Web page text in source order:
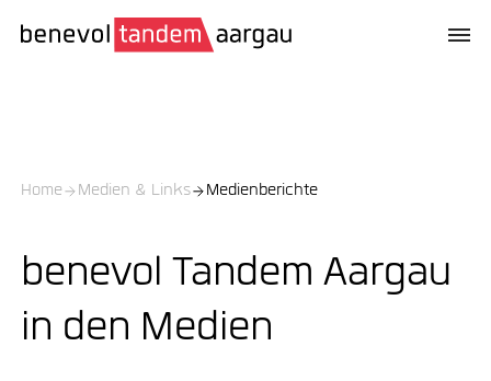
Home Medien & Links Medienberichte
benevol Tandem Aargau
in den Medien